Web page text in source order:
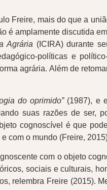
Freire, mais do que a
é amplamente discutida em
Agrária (ICIRA) durante
políticas e
agrária. Além de
do oprimido”(1987), e
suas razões de ser,
cognoscível é que
com o mundo (Freire,
com o objeto
sociais e culturais,
relembra Freire (2015).